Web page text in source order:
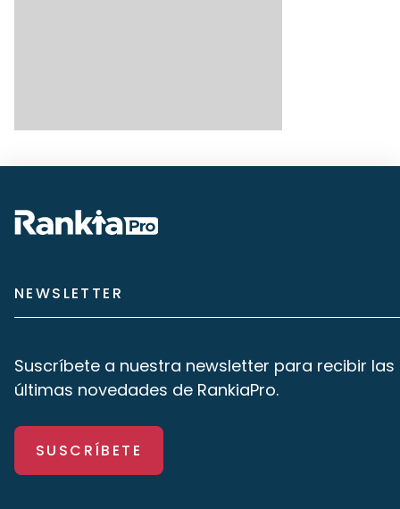
NEWSLETTER
Suscríbete a nuestra newsletter para recibir las
últimas novedades de RankiaPro.
SUSCRÍBETE